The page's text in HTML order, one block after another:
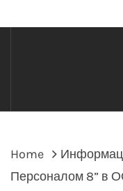
Home
Персоналом 8” в